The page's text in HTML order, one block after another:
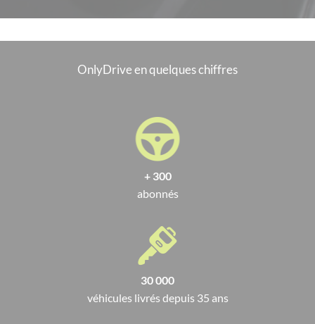
OnlyDrive en quelques chiffres
+ 300
abonnés
30 000
véhicules livrés depuis 35 ans